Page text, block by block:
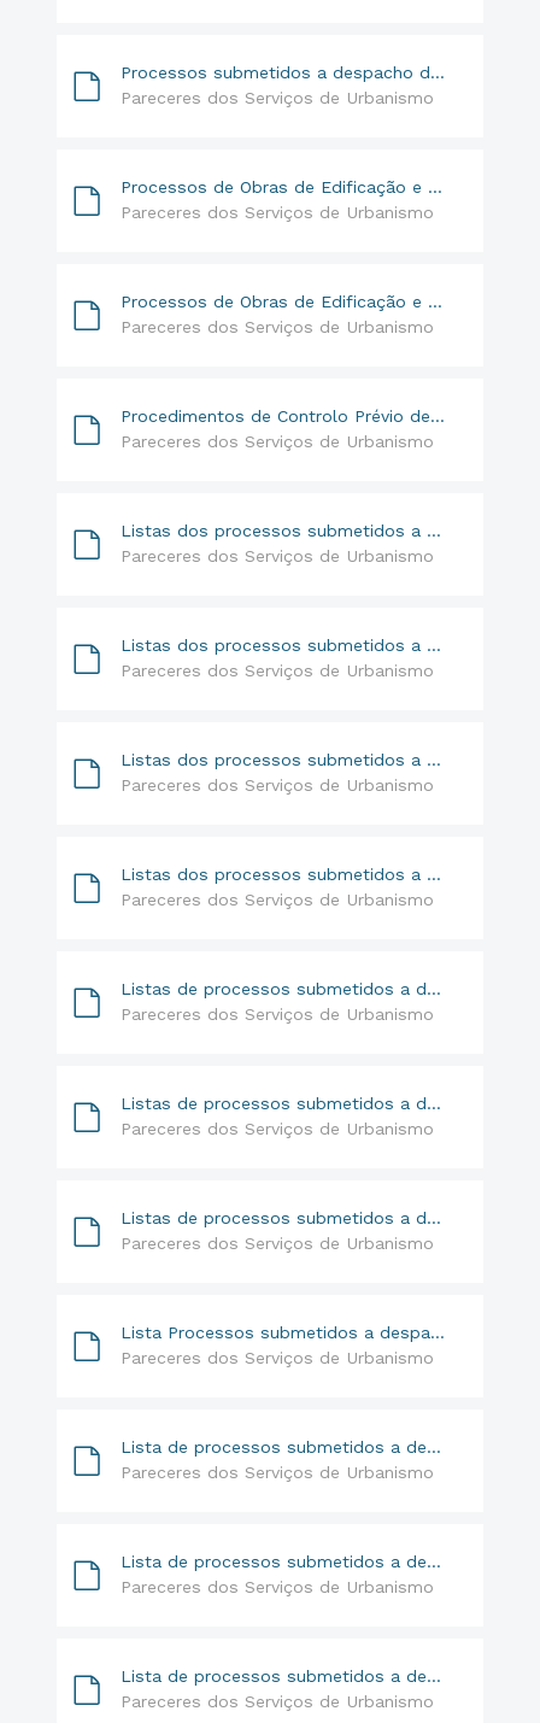
Processos submetidos a despacho da Srª Vereadora de 06.11.2017 a 16 11 2017
Pareceres dos Serviços de Urbanismo
Processos de Obras de Edificação e Outras Operações Urbanísticas | 2015
Pareceres dos Serviços de Urbanismo
Processos de Obras de Edificação e Outras Operações Urbanísticas | 2014
Pareceres dos Serviços de Urbanismo
Procedimentos de Controlo Prévio de Operações Urbanísticas | Relatório Estatístico de 2016
Pareceres dos Serviços de Urbanismo
Listas dos processos submetidos a despacho do Sr. Vereador | 25.05.17
Pareceres dos Serviços de Urbanismo
Listas dos processos submetidos a despacho do Sr. Vereador | 12.07.17 a 25.07.17 e 09.08.17 a 31.08.17
Pareceres dos Serviços de Urbanismo
Listas dos processos submetidos a despacho do Sr.Vereador 05.01.17 a 27.01.17
Pareceres dos Serviços de Urbanismo
Listas dos processos submetidos a despacho do Sr. Vereador | 03.04.17
Pareceres dos Serviços de Urbanismo
Listas de processos submetidos a despacho do Sr. Vereador | 21.02.17
Pareceres dos Serviços de Urbanismo
Listas de processos submetidos a despacho do Sr. Vereador | 20.06.17 a 27.06.17
Pareceres dos Serviços de Urbanismo
Listas de processos submetidos a despacho do Sr. Presidente da Câmara | 17.07.17 e 02.08.17 a 30.08.17
Pareceres dos Serviços de Urbanismo
Lista Processos submetidos a despacho do Sr Presidente da Câmara de 07 11 2017 a 23 11 2017
Pareceres dos Serviços de Urbanismo
Lista de processos submetidos a despacho (Sr. Presidente e Srª. Vereadora)- 11-07-2018 a 31-07-2018
Pareceres dos Serviços de Urbanismo
Lista de processos submetidos a despacho (Sr. Presidente da Câmara e Srª. Vereadora)de 17-08-2018 a 21-08-2018
Pareceres dos Serviços de Urbanismo
Lista de processos submetidos a despacho da Srª. Vereadora de 05-09-2018 a 20-09-2018
Pareceres dos Serviços de Urbanismo